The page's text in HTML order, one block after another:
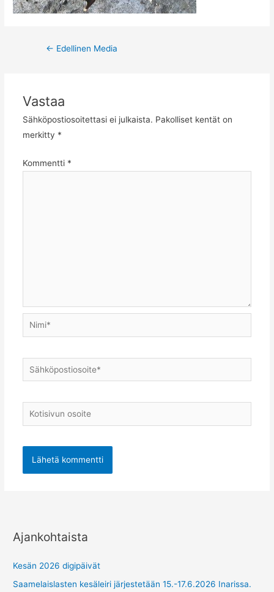
Post← Edellinen Media
Vastaa
Sähköpostiosoitettasi ei julkaista. Pakolliset kentät on
merkitty *
Kommentti *
Nimi*
Sähköpostiosoite*
Kotisivun
osoite
Ajankohtaista
Kesän 2026 digipäivät
Saamelaislasten kesäleiri järjestetään 15.-17.6.2026 Inarissa.